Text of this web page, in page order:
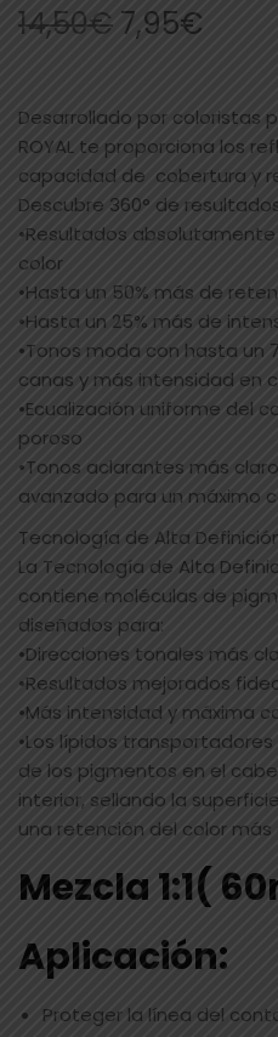
14,50€ 7,95€
Desarrollado por coloristas
ROYAL te proporciona los
capacidad de cobertura y
Descubre 360° de
•Resultados
color
•Hasta un 50% más de
•Hasta un 25% más de
•Tonos moda con hasta un
canas y más intensidad en
•Ecualización uniforme del
poroso
•Tonos aclarantes más
avanzado para un máximo
Tecnología de Alta
La Tecnología de Alta
contiene moléculas de
diseñados para:
•Direcciones tonales más
•Resultados mejorados
•Más intensidad y máxima
•Los lípidos
de los pigmentos en el
interior, sellando la
una retención del color más
Mezcla 1:1(
Aplicación:
Proteger la línea del